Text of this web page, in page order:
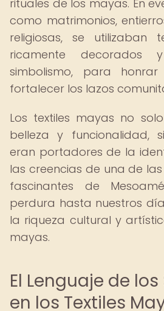
rituales de los mayas. En
como matrimonios,
religiosas, se utilizaban
ricamente decorados
simbolismo, para
fortalecer los lazos
Los textiles mayas no
belleza y funcionalidad,
eran portadores de la
las creencias de una de
fascinantes de
perdura hasta nuestros
la riqueza cultural y
mayas.
El Lenguaje de
en los Textiles